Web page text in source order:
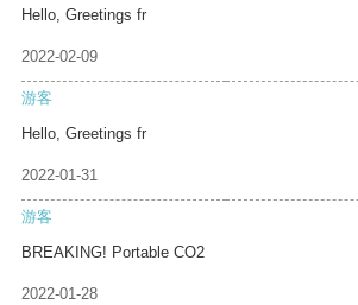
Hello, Greetings fr
2022-02-09
游客
Hello, Greetings fr
2022-01-31
游客
BREAKING! Portable CO2
2022-01-28